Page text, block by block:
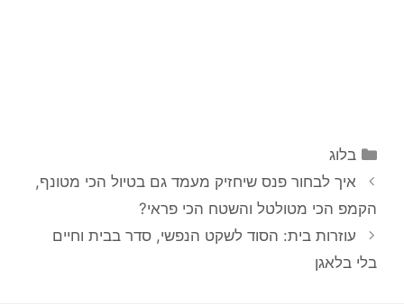
קטגוריות
בלוג
איך לבחור פנס שיחזיק מעמד גם בטיול הכי מטונף,
הקמפ הכי מטולטל והשטח הכי פראי?
עוזרות בית: הסוד לשקט הנפשי, סדר בבית וחיים
בלי בלאגן